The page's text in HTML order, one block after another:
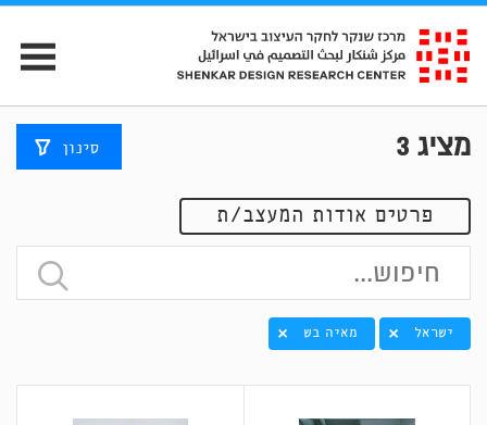
מציג 3 סינון
פרטים אודות המעצב/ת
ישראל מאיה בש